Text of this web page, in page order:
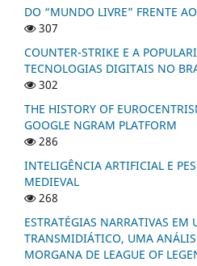
DO “MUNDO LIVRE” FRENTE
307
COUNTER-STRIKE E A
TECNOLOGIAS DIGITAIS NO
302
THE HISTORY OF
GOOGLE NGRAM PLATFORM
286
INTELIGÊNCIA ARTIFICIAL E
MEDIEVAL
268
ESTRATÉGIAS NARRATIVAS EM
TRANSMIDIÁTICO, UMA
MORGANA DE LEAGUE OF